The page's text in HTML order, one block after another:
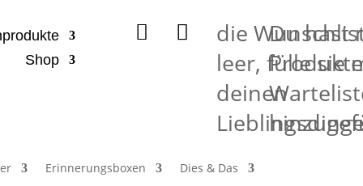
Shop
 
die
leer, fülle sie
deinen
Du hast
Erinnerungsboxen Dies & Das